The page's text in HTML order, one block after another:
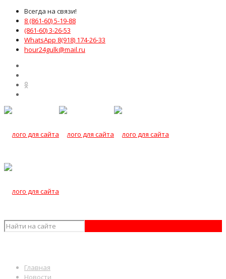
Всегда на связи!
8 (861-60) 5-19-88
(861-60) 3-26-53
WhatsApp 8(918) 174-26-33
hour24gulk@mail.ru
Главная
Новости